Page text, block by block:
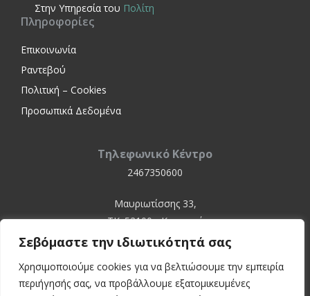
Σεβόμαστε την ιδιωτικότητά σας
Χρησιμοποιούμε cookies για να βελτιώσουμε την εμπειρία
περιήγησής σας, να προβάλλουμε εξατομικευμένες
Στην Yπηρεσία του Πολίτη
Πληροφορίες
Επικοινωνία
Ραντεβού
Πολιτική – Cookies
Προσωπικά Δεδομένα
Τηλεφωνικό Κέντρο
2467350600
Μαυριωτίσσης 33,
ΤΚ. 52100 - Καστοριά